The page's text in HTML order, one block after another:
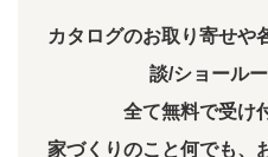
カタログのお取り寄せや
談/ショール
全て無料で受け
家づくりのこと何でも、